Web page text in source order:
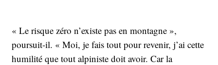
« Le risque zéro n’existe pas en montagne »,
poursuit-il. « Moi, je fais tout pour revenir, j’ai cette
humilité que tout alpiniste doit avoir. Car la